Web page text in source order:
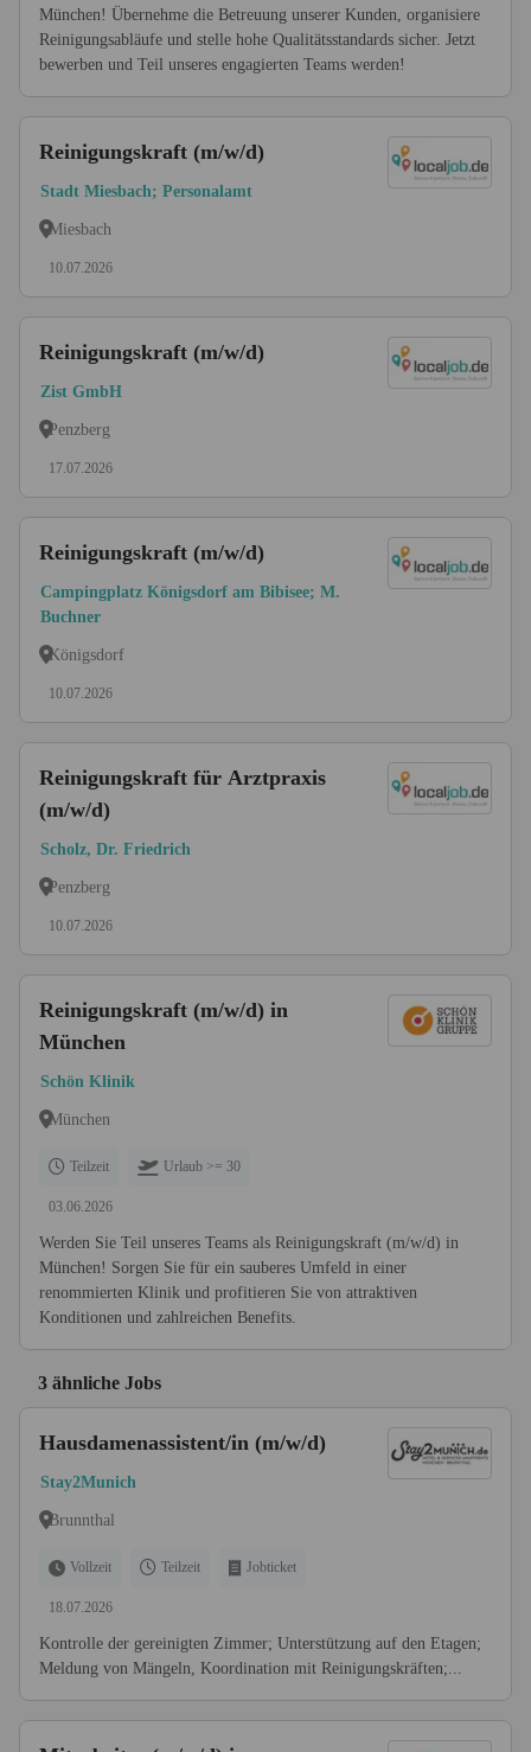
München! Übernehme die Betreuung unserer Kunden, organisiere
Reinigungsabläufe und stelle hohe Qualitätsstandards sicher. Jetzt
bewerben und Teil unseres engagierten Teams werden!
Reinigungskraft (m/w/d)
Stadt Miesbach; Personalamt
Miesbach
10.07.2026
Reinigungskraft (m/w/d)
Zist GmbH
Penzberg
17.07.2026
Reinigungskraft (m/w/d)
Campingplatz Königsdorf am Bibisee; M.
Buchner
Königsdorf
10.07.2026
Reinigungskraft für Arztpraxis
(m/w/d)
Scholz, Dr. Friedrich
Penzberg
10.07.2026
Reinigungskraft (m/w/d) in
München
Schön Klinik
München
Teilzeit Urlaub >= 30
03.06.2026
Werden Sie Teil unseres Teams als Reinigungskraft (m/w/d) in
München! Sorgen Sie für ein sauberes Umfeld in einer
renommierten Klinik und profitieren Sie von attraktiven
Konditionen und zahlreichen Benefits.
3 ähnliche Jobs
Hausdamenassistent/in (m/w/d)
Stay2Munich
Brunnthal
Vollzeit Teilzeit Jobticket
18.07.2026
Kontrolle der gereinigten Zimmer; Unterstützung auf den Etagen;
Meldung von Mängeln, Koordination mit Reinigungskräften;...